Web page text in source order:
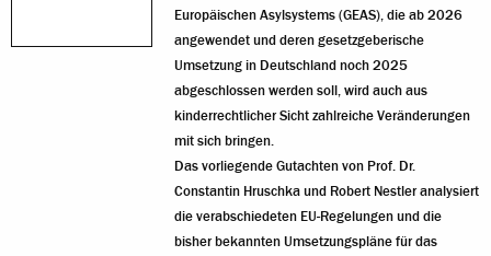
Europäischen Asylsystems (GEAS), die ab 2026
angewendet und deren gesetzgeberische
Umsetzung in Deutschland noch 2025
abgeschlossen werden soll, wird auch aus
kinderrechtlicher Sicht zahlreiche Veränderungen
mit sich bringen.
Das vorliegende Gutachten von Prof. Dr.
Constantin Hruschka und Robert Nestler analysiert
die verabschiedeten EU-Regelungen und die
bisher bekannten Umsetzungspläne für das